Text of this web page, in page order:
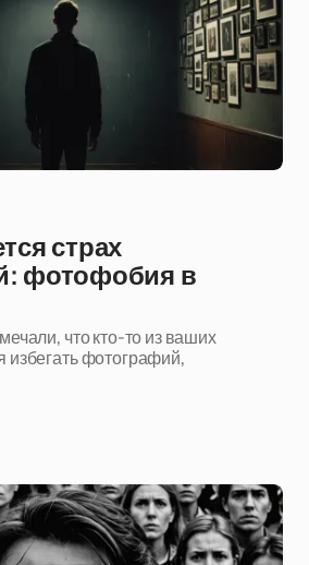
страх
фотофобия в
что кто-то из ваших
избегать фотографий,